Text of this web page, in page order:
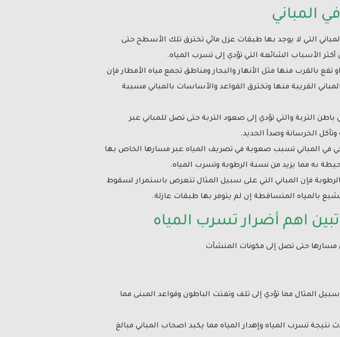
المباني
التي لا يوجد بها طبقات عزل مائي تخترق تلك الأسطح حتى
أكثر الأسباب الشائعة التي تؤدي إلى تسرب المياه.
بالقرب منها مثل الأنهار والبحار ومناطق تجمع مياه الأمطار فإن
القريبة منها وتخترق القواعد والأساسات بالمباني مسببة
التربة والتي تؤدي إلى صعود التربة حتى تصل للمباني عبر
الخرسانة وصدأ الحديد.
المباني تسبب صعوبة في تصريف المياه عبر مسارها الخاص بها
به مما يزيد من نسبة الرطوبة وتسرب المياه.
فإن المباني التي على سبيل المثال تتعرض باستمرار لسقوط
بالمياه المتساقطة إن لم يتوفر بها طبقات عازلة.
اهم أضرار تسرب المياه
مسارها حتى تصل إلى مكونات المنشآت
المثال مما تؤدي إلى تلف وتفتت الباطون وقواعد المبنى مما
نتيجة تسرب المياه وإهدار المياه مما يكبد اصحاب المباني مبالغ